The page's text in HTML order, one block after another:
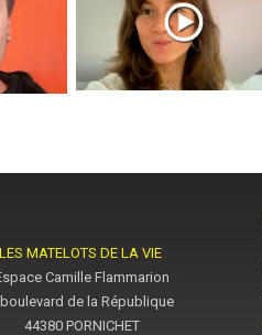
MATELOTS DE LA VIE
Camille Flammarion
de la République
44380 PORNICHET